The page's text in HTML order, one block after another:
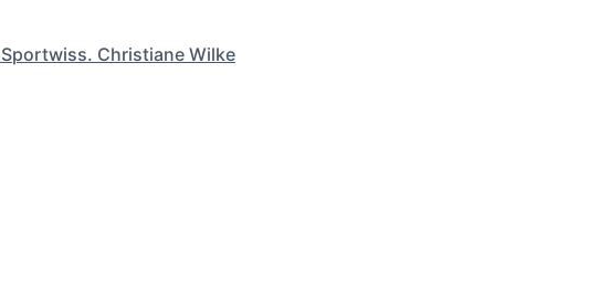
Sportwiss. Christiane Wilke